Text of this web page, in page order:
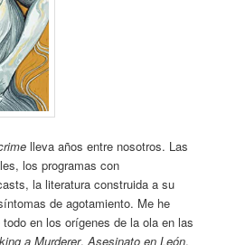
lleva años entre nosotros. Las
los programas con
la literatura construida a su
de agotamiento. Me he
en los orígenes de la ola en las
a Murderer,Asesinato en León,